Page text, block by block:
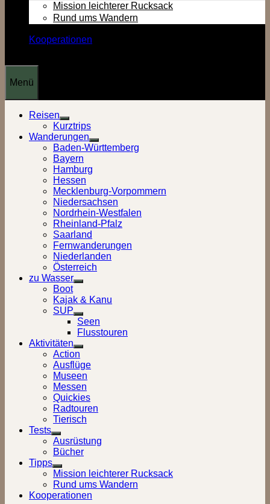
Mission leichterer Rucksack
Rund ums Wandern
Kooperationen
Menü
Reisen
Show
sub
menu
Kurztrips
Wanderungen
Show
sub
Baden-Württemberg
Bayern
Hamburg
Hessen
Mecklenburg-Vorpommern
Niedersachsen
Nordrhein-Westfalen
Rheinland-Pfalz
Saarland
Fernwanderungen
Niederlanden
Österreich
zu Wasser
Show
sub
menu
Boot
Kajak & Kanu
SUP
Show
sub
menu
Seen
Flusstouren
Aktivitäten
Show
sub
menu
Action
Ausflüge
Museen
Messen
Quickies
Radtouren
Tierisch
Tests
Show
sub
menu
Ausrüstung
Bücher
Tipps
Show
sub
menu
Mission leichterer Rucksack
Rund ums Wandern
Kooperationen